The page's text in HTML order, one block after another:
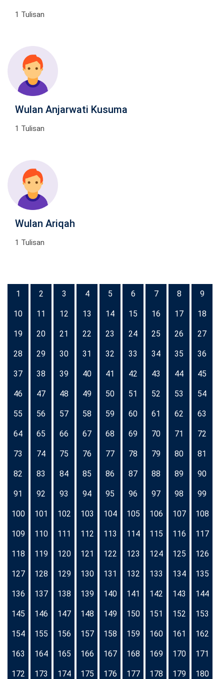
1 Tulisan
Wulan Anjarwati Kusuma
1 Tulisan
Wulan Ariqah
1 Tulisan
1 2 3 4 5 6 7 8 9
10 11 12 13 14 15 16 17 18
19 20 21 22 23 24 25 26 27
28 29 30 31 32 33 34 35 36
37 38 39 40 41 42 43 44 45
46 47 48 49 50 51 52 53 54
55 56 57 58 59 60 61 62 63
64 65 66 67 68 69 70 71 72
73 74 75 76 77 78 79 80 81
82 83 84 85 86 87 88 89 90
91 92 93 94 95 96 97 98 99
100 101 102 103 104 105 106 107 108
109 110 111 112 113 114 115 116 117
118 119 120 121 122 123 124 125 126
127 128 129 130 131 132 133 134 135
136 137 138 139 140 141 142 143 144
145 146 147 148 149 150 151 152 153
154 155 156 157 158 159 160 161 162
163 164 165 166 167 168 169 170 171
172 173 174 175 176 177 178 179 180